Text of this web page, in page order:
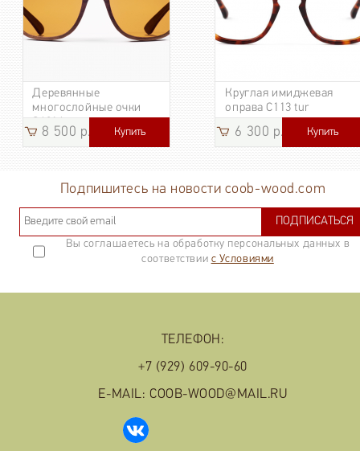
Деревянные
многослойные очки
S6016
8 500 р. Купить
Круглая имиджевая
оправа C113 tur
6 300 р. Купить
Подпишитесь на новости coob-wood.com
ПОДПИСАТЬСЯ
Вы соглашаетесь на обработку персональных данных в
соответствии с Условиями
ТЕЛЕФОН:
+7 (929) 609-90-60
E-MAIL: COOB-WOOD@MAIL.RU